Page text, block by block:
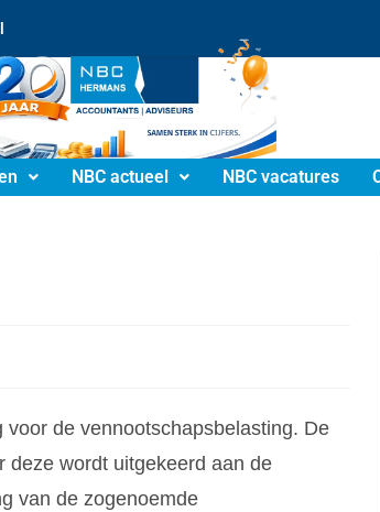
NBC actueel NBC vacatures
de vennootschapsbelasting. De
deze wordt uitgekeerd aan de
van de zogenoemde